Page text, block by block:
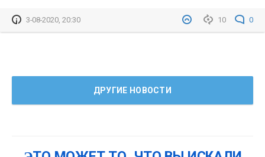
10 0
3-08-2020, 20:30
ДРУГИЕ НОВОСТИ